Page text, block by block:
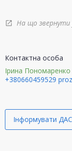
open_in_new На що звернути
Контактна особа
Ірина Пономаренко
+380660459529
Інформувати